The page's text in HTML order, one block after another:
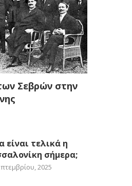
Σεβρών στην
είναι τελικά η
σήμερα;
2025